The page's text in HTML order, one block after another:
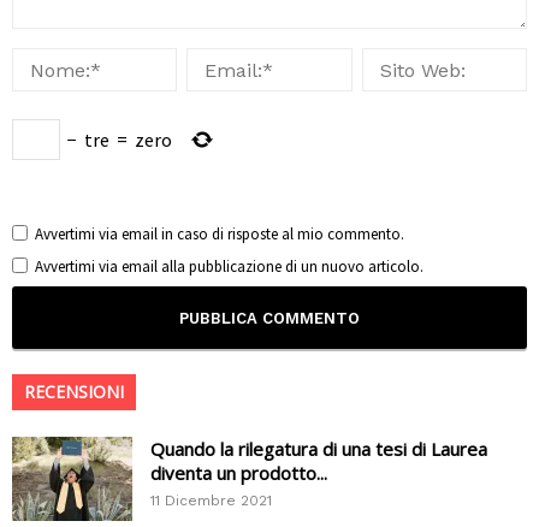
− tre = zero
Avvertimi via email in caso di risposte al mio commento.
Avvertimi via email alla pubblicazione di un nuovo articolo.
RECENSIONI
Quando la rilegatura di una tesi di Laurea
diventa un prodotto...
11 Dicembre 2021